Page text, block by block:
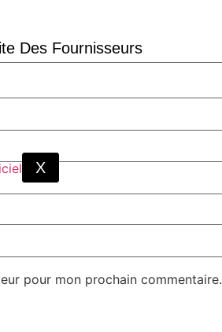
Des Fournisseurs
X
pour mon prochain commentaire.